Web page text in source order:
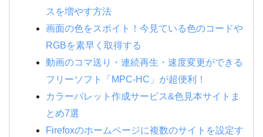
スを増やす方法
画面の色をスポイト！今見ている色のコードや
RGBを素早く取得する
動画のコマ送り・連続再生・速度変更ができる
フリーソフト「MPC-HC」が超便利！
カラーパレット作成サービス&色見本サイトま
とめ7選
Firefoxのホームページに複数のサイトを設定す